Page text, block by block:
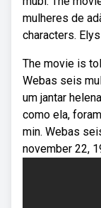
mulheres de
characters.
The movie is
Webas seis
um jantar
como ela,
min. Webas
november 22,